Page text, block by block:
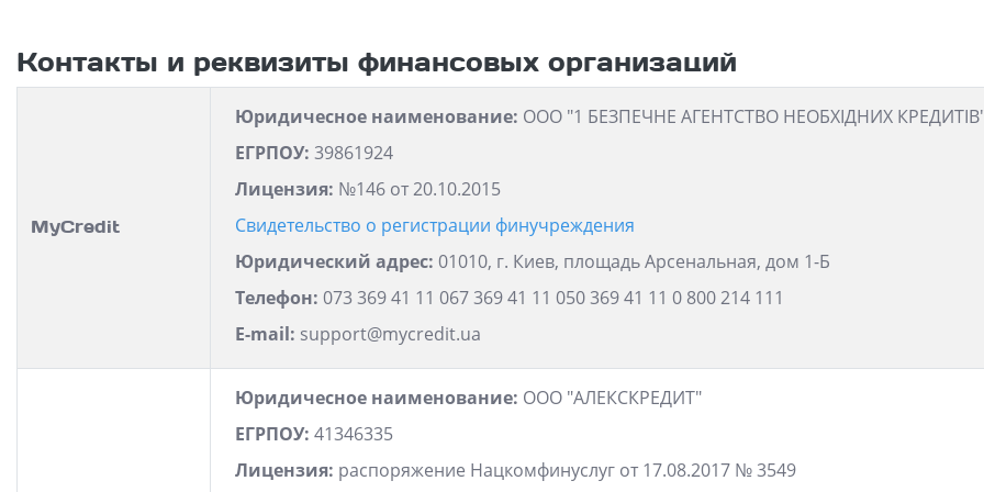
Контакты и реквизиты финансовых организаций
MyCredit
Юридичесное наименование: ООО "1 БЕЗПЕЧНЕ АГЕНТСТВО НЕОБХІДНИХ
ЕГРПОУ: 39861924
Лицензия: №146 от 20.10.2015
Свидетельство о регистрации финучреждения
Юридический адрес: 01010, г. Киев, площадь Арсенальная, дом 1-Б
Телефон: 073 369 41 11 067 369 41 11 050 369 41 11 0 800 214 111
E-mail: support@mycredit.ua
Юридичесное наименование: ООО "АЛЕКСКРЕДИТ"
ЕГРПОУ: 41346335
Лицензия: распоряжение Нацкомфинуслуг от 17.08.2017 № 3549